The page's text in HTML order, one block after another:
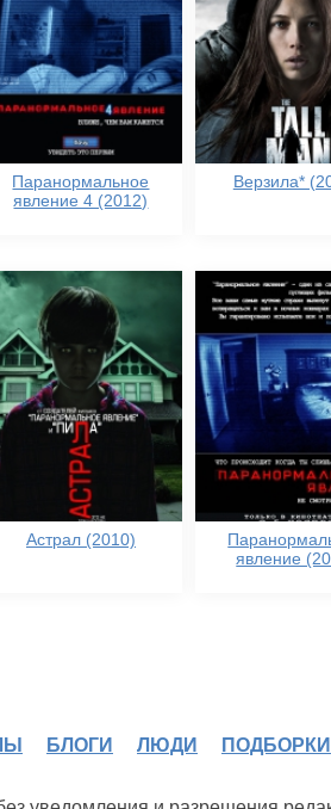
Паранормальное
явление 4 (2012)
Верзила*
Астрал (2010)
явление
БЛОГИ ЛЮДИ ПОДБОРКИ